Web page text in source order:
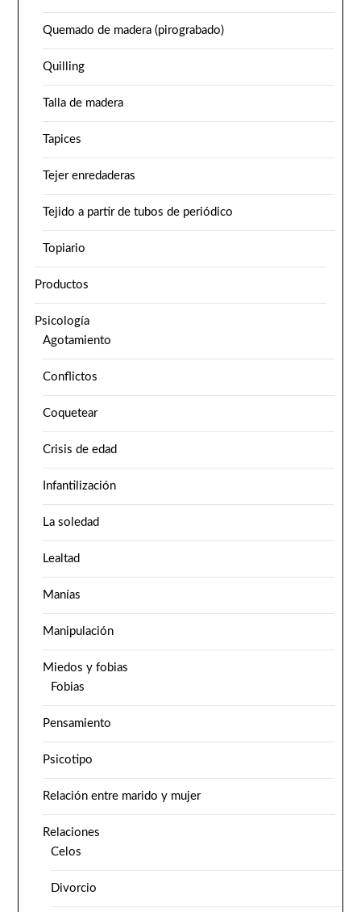
Quemado de madera (pirograbado)
Quilling
Talla de madera
Tapices
Tejer enredaderas
Tejido a partir de tubos de periódico
Topiario
Productos
Psicología
Agotamiento
Conflictos
Coquetear
Crisis de edad
Infantilización
La soledad
Lealtad
Manías
Manipulación
Miedos y fobias
Fobias
Pensamiento
Psicotipo
Relación entre marido y mujer
Relaciones
Celos
Divorcio